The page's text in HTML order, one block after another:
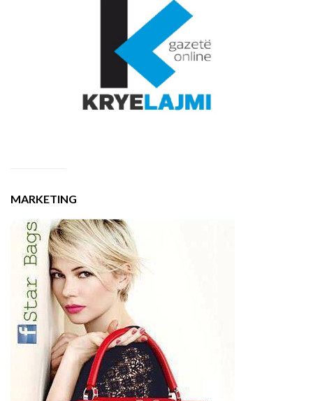
MARKETING